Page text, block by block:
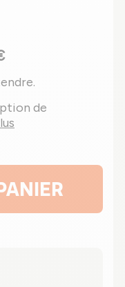
de